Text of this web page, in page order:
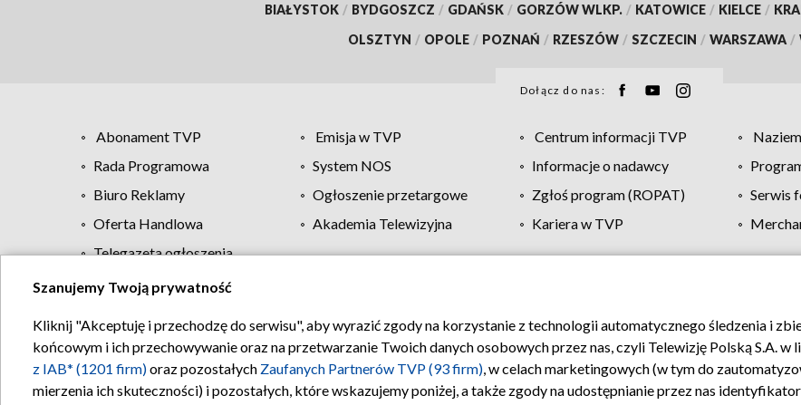
BIAŁYSTOK / BYDGOSZCZ / GDAŃSK / GORZÓW WLKP. / KATOWICE / KIELCE /
OLSZTYN / OPOLE / POZNAŃ / RZESZÓW / SZCZECIN / WARSZAWA /
Dołącz do nas:
Abonament TVP Emisja w TVP Centrum informacji TVP
Rada Programowa
System NOS Informacje o nadawcy
Biuro Reklamy
Ogłoszenie przetargowe Zgłoś program (ROPAT)
Serwis
Oferta Handlowa
Akademia Telewizyjna Kariera w TVP
Telegazeta ogłoszenia
Regulamin TVP Polityka prywatności Moje zgody Pomoc Biuro
Szanujemy Twoją prywatność
Kliknij "Akceptuję i przechodzę do serwisu", aby wyrazić zgody na korzystanie z technologii automatycznego śledzenia i
końcowym i ich przechowywanie oraz na przetwarzanie Twoich danych osobowych przez nas, czyli Telewizję Polską S.A. w
z IAB* (1201 firm)oraz pozostałych Zaufanych Partnerów TVP (93 firm), w celach marketingowych (w tym do
mierzenia ich skuteczności) i pozostałych, które wskazujemy poniżej, a także zgody na udostępnianie przez nas